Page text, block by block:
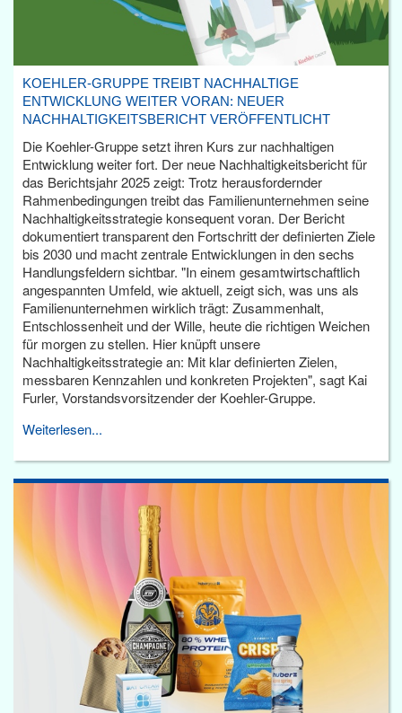
KOEHLER-GRUPPE TREIBT NACHHALTIGE
ENTWICKLUNG WEITER VORAN: NEUER
NACHHALTIGKEITSBERICHT VERÖFFENTLICHT
Die Koehler-Gruppe setzt ihren Kurs zur nachhaltigen
Entwicklung weiter fort. Der neue Nachhaltigkeitsbericht für
das Berichtsjahr 2025 zeigt: Trotz herausfordernder
Rahmenbedingungen treibt das Familienunternehmen seine
Nachhaltigkeitsstrategie konsequent voran. Der Bericht
dokumentiert transparent den Fortschritt der definierten Ziele
bis 2030 und macht zentrale Entwicklungen in den sechs
Handlungsfeldern sichtbar. "In einem gesamtwirtschaftlich
angespannten Umfeld, wie aktuell, zeigt sich, was uns als
Familienunternehmen wirklich trägt: Zusammenhalt,
Entschlossenheit und der Wille, heute die richtigen Weichen
für morgen zu stellen. Hier knüpft unsere
Nachhaltigkeitsstrategie an: Mit klar definierten Zielen,
messbaren Kennzahlen und konkreten Projekten", sagt Kai
Furler, Vorstandsvorsitzender der Koehler-Gruppe.
Weiterlesen...